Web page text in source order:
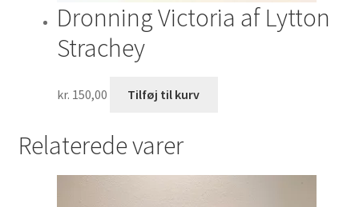
Dronning Victoria af Lytton
Strachey
kr. 150,00 Tilføj til kurv
Relaterede varer